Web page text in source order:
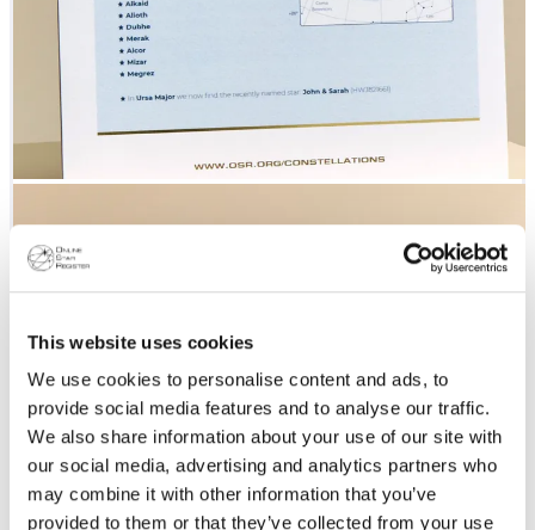
This website uses cookies
We use cookies to personalise content and ads, to
provide social media features and to analyse our traffic.
We also share information about your use of our site with
our social media, advertising and analytics partners who
may combine it with other information that you’ve
provided to them or that they’ve collected from your use